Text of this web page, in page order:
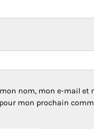
nom, mon e-mail et
mon prochain